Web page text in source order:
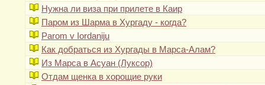
Нужна ли виза при прилете в Каир
Паром из Шарма в Хургаду - когда?
Parom v Iordaniju
Как добраться из Хургады в Марса-Алам?
Из Марса в Асуан (Луксор)
Отдам щенка в хорощие руки